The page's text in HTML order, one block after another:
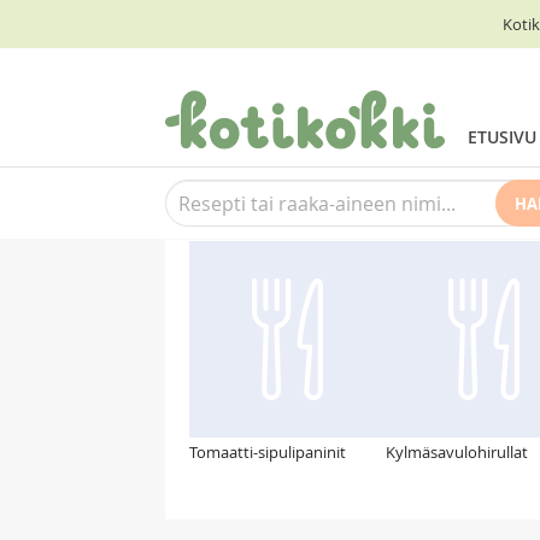
ETUSIVU
Suosittelemme myös
Tomaatti-sipulipaninit Kylmäsavulohirullat